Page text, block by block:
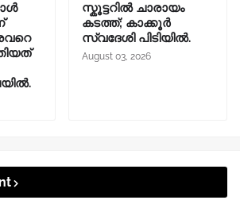
സ്കൂട്ടറിൽ ചാരായം
കടത്ത്; കാക്കൂർ
സ്വദേശി പിടിയിൽ.
August 03, 2026